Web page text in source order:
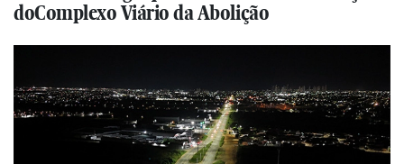
doComplexo Viário da Abolição